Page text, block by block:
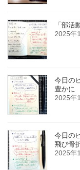
「部
2025年
今日の
豊かに
2025年
今日の
飛び骨
2025年